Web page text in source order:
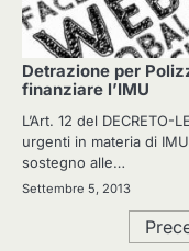
Detrazione per
finanziare l’IMU
L’Art. 12 del DECRETO-
urgenti in materia di
sostegno alle…
Settembre 5, 2013
Paginazione